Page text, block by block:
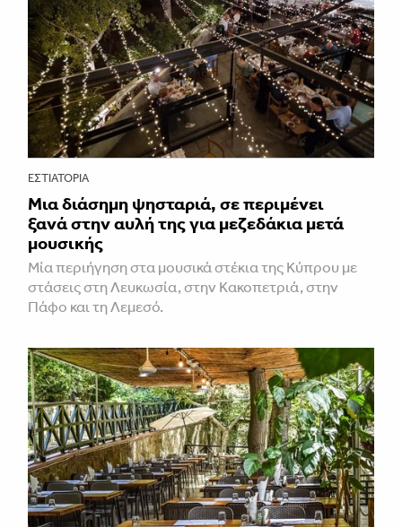
ΕΣΤΙΑΤΌΡΙΑ
Μια διάσημη ψησταριά, σε περιμένει
ξανά στην αυλή της για μεζεδάκια μετά
μουσικής
Μία περιήγηση στα μουσικά στέκια της Κύπρου με
στάσεις στη Λευκωσία, στην Κακοπετριά, στην
Πάφο και τη Λεμεσό.